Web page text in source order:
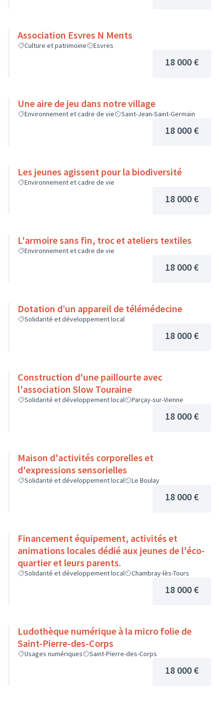
Association Esvres N Ments
Culture et patrimoine Esvres
18 000 €
Une aire de jeu dans notre village
Environnement et cadre de vie Saint-Jean-Saint-Germain
18 000 €
Les jeunes agissent pour la biodiversité
Environnement et cadre de vie
18 000 €
L'armoire sans fin, troc et ateliers textiles
Environnement et cadre de vie
18 000 €
Dotation d’un appareil de télémédecine
Solidarité et développement local
18 000 €
Construction d'une paillourte avec
l'association Slow Touraine
Solidarité et développement local Parçay-sur-Vienne
18 000 €
Maison d'activités corporelles et
d'expressions sensorielles
Solidarité et développement local Le Boulay
18 000 €
Financement équipement, activités et
animations locales dédié aux jeunes de l'éco-
quartier et leurs parents.
Solidarité et développement local Chambray-lès-Tours
18 000 €
Ludothèque numérique à la micro folie de
Saint-Pierre-des-Corps
Usages numériques Saint-Pierre-des-Corps
18 000 €